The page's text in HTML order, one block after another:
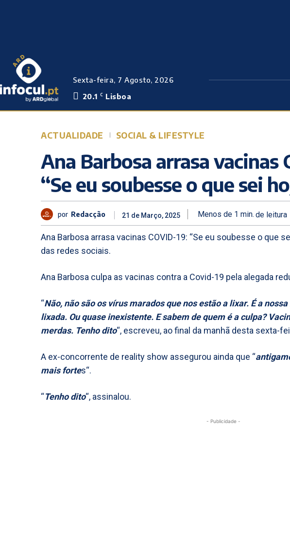
Sexta-feira, 7 Agosto, 2026
20.1 C Lisboa
ACTUALIDADE SOCIAL & LIFESTYLE
Ana Barbosa arrasa vacinas
“Se eu soubesse o que sei
por Redacção 21 de Março, 2025 Menos de 1 min. de leitura
Ana Barbosa arrasa vacinas COVID-19: “Se eu soubesse o que
das redes sociais.
Ana Barbosa culpa as vacinas contra a Covid-19 pela alegada
“Não, não são os vírus marados que nos estão a lixar. É a
lixada. Ou quase inexistente. E sabem de quem é a culpa?
merdas. Tenho dito“, escreveu, ao final da manhã desta sexta-
A ex-concorrente de reality show assegurou ainda que “
mais fortes“.
“Tenho dito“, assinalou.
- Publicidade -